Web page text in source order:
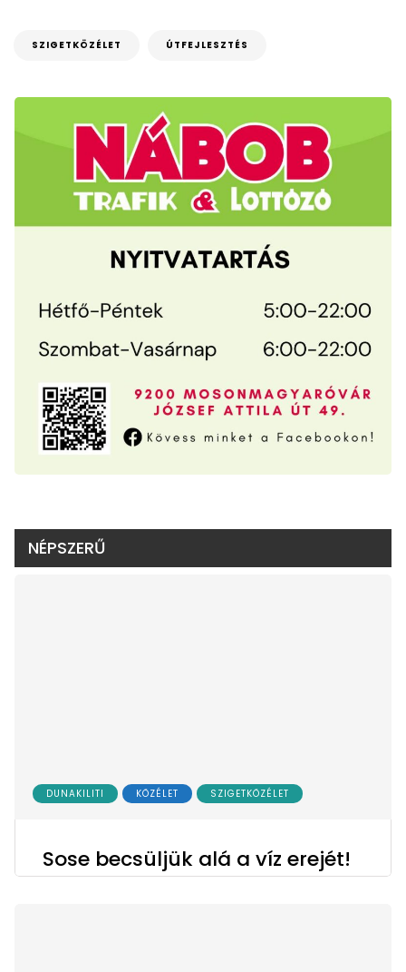
SZIGETKÖZÉLET ÚTFEJLESZTÉS
NÉPSZERŰ
DUNAKILITI KÖZÉLET SZIGETKÖZÉLET
Sose becsüljük alá a víz erejét!